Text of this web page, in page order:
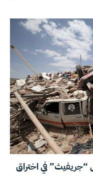
“جريفيث” في اختراق